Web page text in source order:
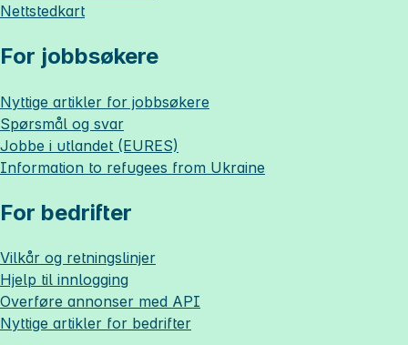
Nettstedkart
For jobbsøkere
Nyttige artikler for jobbsøkere
Spørsmål og svar
Jobbe i utlandet (EURES)
Information to refugees from Ukraine
For bedrifter
Vilkår og retningslinjer
Hjelp til innlogging
Overføre annonser med API
Nyttige artikler for bedrifter